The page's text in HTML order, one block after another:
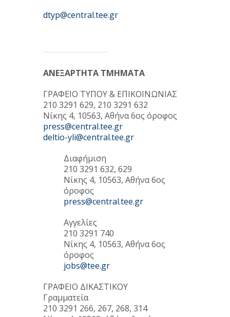
dtyp@central.tee.gr
ΑΝΕΞΑΡΤΗΤΑ ΤΜΗΜΑΤΑ
ΓΡΑΦΕΙΟ ΤΥΠΟΥ & ΕΠΙΚΟΙΝΩΝΙΑΣ
210 3291 629, 210 3291 632
Νίκης 4, 10563, Αθήνα 6ος όροφος
press@central.tee.gr
deltio-yli@central.tee.gr
Διαφήμιση
210 3291 632, 629
Νίκης 4, 10563, Αθήνα 6ος
όροφος
press@central.tee.gr
Αγγελίες
210 3291 740
Νίκης 4, 10563, Αθήνα 6ος
όροφος
jobs@tee.gr
ΓΡΑΦΕΙΟ ΔΙΚΑΣΤΙΚΟΥ
Γραμματεία
210 3291 266, 267, 268, 314